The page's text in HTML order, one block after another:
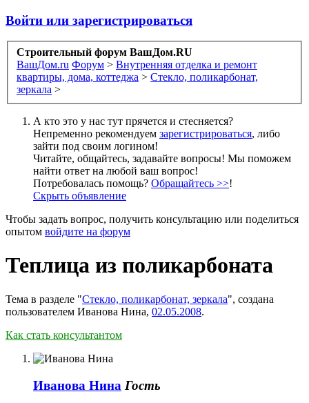
Войти или зарегистрироваться
Строительный форум ВашДом.RU
ВашДом.ru Форум > Внутренняя отделка и ремонт
квартиры, дома, коттеджа > Стекло, поликарбонат,
зеркала >
А кто это у нас тут прячется и стесняется?
Непременно рекомендуем зарегистрироваться, либо
зайти под своим логином!
Читайте, общайтесь, задавайте вопросы! Мы поможем
найти ответ на любой ваш вопрос!
Потребовалась помощь? Обращайтесь >>!
Скрыть объявление
Чтобы задать вопрос, получить консультацию или поделиться
опытом войдите на форум
Теплица из поликарбоната
Тема в разделе "Стекло, поликарбонат, зеркала", создана
пользователем Иванова Нина, 02.05.2008.
Как стать консультантом
Иванова Нина Гость